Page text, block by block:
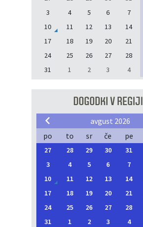
3
4 5 6 7
10
11 12 13 14
17
18 19 20 21
24
25 26 27 28
31
1 2 3 4
DOGODKI V REGIJI
avgust 2026
po
to sr če pe
27 28 29 30 31
3
4 5 6 7
10
11 12 13 14
17
18 19 20 21
24
25 26 27 28
31
1 2 3 4